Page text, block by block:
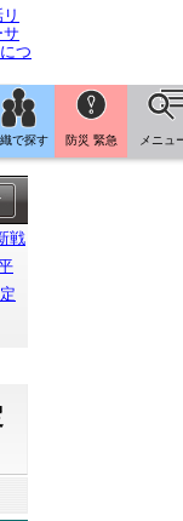
で探す 防災 緊急 メニュ
戦